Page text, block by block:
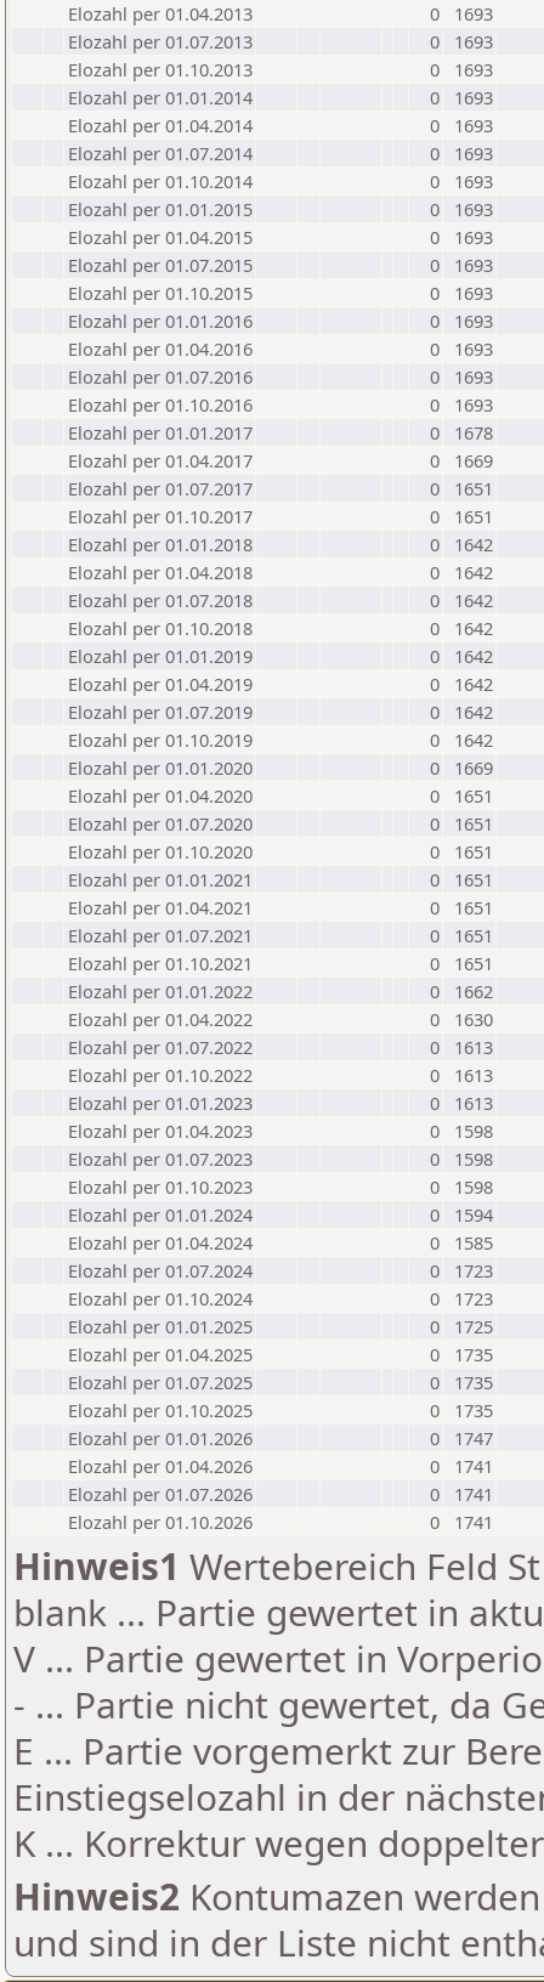
Elozahl per 01.04.2013
0
1693
Elozahl per 01.07.2013
0
1693
Elozahl per 01.10.2013
0
1693
Elozahl per 01.01.2014
0
1693
Elozahl per 01.04.2014
0
1693
Elozahl per 01.07.2014
0
1693
Elozahl per 01.10.2014
0
1693
Elozahl per 01.01.2015
0
1693
Elozahl per 01.04.2015
0
1693
Elozahl per 01.07.2015
0
1693
Elozahl per 01.10.2015
0
1693
Elozahl per 01.01.2016
0
1693
Elozahl per 01.04.2016
0
1693
Elozahl per 01.07.2016
0
1693
Elozahl per 01.10.2016
0
1693
Elozahl per 01.01.2017
0
1678
Elozahl per 01.04.2017
0
1669
Elozahl per 01.07.2017
0
1651
Elozahl per 01.10.2017
0
1651
Elozahl per 01.01.2018
0
1642
Elozahl per 01.04.2018
0
1642
Elozahl per 01.07.2018
0
1642
Elozahl per 01.10.2018
0
1642
Elozahl per 01.01.2019
0
1642
Elozahl per 01.04.2019
0
1642
Elozahl per 01.07.2019
0
1642
Elozahl per 01.10.2019
0
1642
Elozahl per 01.01.2020
0
1669
Elozahl per 01.04.2020
0
1651
Elozahl per 01.07.2020
0
1651
Elozahl per 01.10.2020
0
1651
Elozahl per 01.01.2021
0
1651
Elozahl per 01.04.2021
0
1651
Elozahl per 01.07.2021
0
1651
Elozahl per 01.10.2021
0
1651
Elozahl per 01.01.2022
0
1662
Elozahl per 01.04.2022
0
1630
Elozahl per 01.07.2022
0
1613
Elozahl per 01.10.2022
0
1613
Elozahl per 01.01.2023
0
1613
Elozahl per 01.04.2023
0
1598
Elozahl per 01.07.2023
0
1598
Elozahl per 01.10.2023
0
1598
Elozahl per 01.01.2024
0
1594
Elozahl per 01.04.2024
0
1585
Elozahl per 01.07.2024
0
1723
Elozahl per 01.10.2024
0
1723
Elozahl per 01.01.2025
0
1725
Elozahl per 01.04.2025
0
1735
Elozahl per 01.07.2025
0
1735
Elozahl per 01.10.2025
0
1735
Elozahl per 01.01.2026
0
1747
Elozahl per 01.04.2026
0
1741
Elozahl per 01.07.2026
0
1741
Elozahl per 01.10.2026
0 1741
Hinweis1 Wertebereich Feld
blank ... Partie gewertet in
V ... Partie gewertet in
- ... Partie nicht gewertet, da
E ... Partie vorgemerkt zur
Einstiegselozahl in der
K ... Korrektur wegen
Hinweis2 Kontumazen
und sind in der Liste nicht